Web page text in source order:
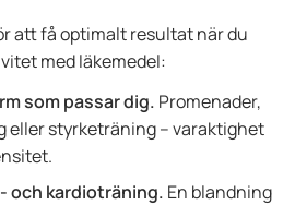
att få optimalt resultat när du
med läkemedel:
som passar dig. Promenader,
eller styrketräning – varaktighet
och kardioträning. En blandning